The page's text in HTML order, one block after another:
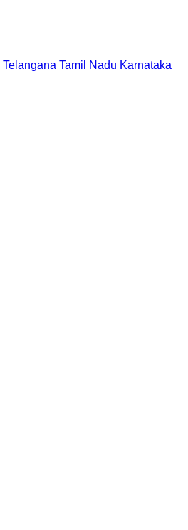
Telangana Tamil Nadu Karnataka